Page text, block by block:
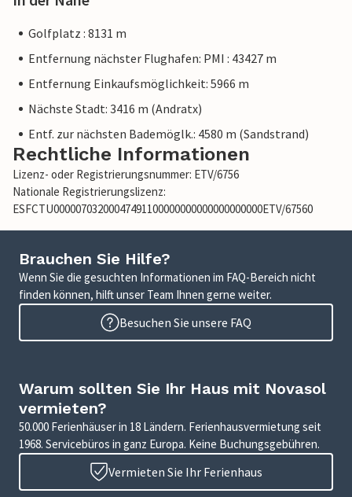
Golfplatz : 8131 m
Entfernung nächster Flughafen: PMI : 43427 m
Entfernung Einkaufsmöglichkeit: 5966 m
Nächste Stadt: 3416 m (Andratx)
Entf. zur nächsten Bademöglk.: 4580 m (Sandstrand)
Rechtliche Informationen
Lizenz- oder Registrierungsnummer: ETV/6756
Nationale Registrierungslizenz:
ESFCTU00000703200047491100000000000000000000ETV/67560
Brauchen Sie Hilfe?
Wenn Sie die gesuchten Informationen im FAQ-Bereich nicht
finden können, hilft unser Team Ihnen gerne weiter.
Besuchen Sie unsere FAQ
Warum sollten Sie Ihr Haus mit Novasol
vermieten?
50.000 Ferienhäuser in 18 Ländern. Ferienhausvermietung seit
1968. Servicebüros in ganz Europa. Keine Buchungsgebühren.
Vermieten Sie Ihr Ferienhaus